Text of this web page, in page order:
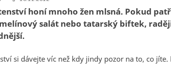
honí mnoho žen mlsná. Pokud
salát nebo tatarský biftek,
si dávejte víc než kdy jindy pozor na to, co